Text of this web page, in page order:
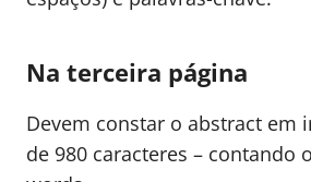
Na terceira página
Devem constar o abstract em
de 980 caracteres – contando